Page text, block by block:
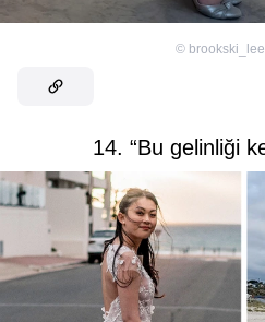
©
14. “Bu gelinliği